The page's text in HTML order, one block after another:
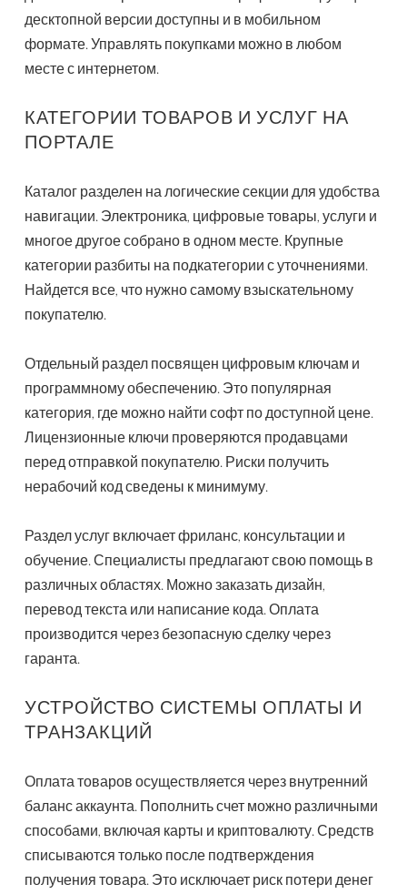
десктопной версии доступны и в мобильном
формате. Управлять покупками можно в любом
месте с интернетом.
КАТЕГОРИИ ТОВАРОВ И УСЛУГ НА
ПОРТАЛЕ
Каталог разделен на логические секции для удобства
навигации. Электроника, цифровые товары, услуги и
многое другое собрано в одном месте. Крупные
категории разбиты на подкатегории с уточнениями.
Найдется все, что нужно самому взыскательному
покупателю.
Отдельный раздел посвящен цифровым ключам и
программному обеспечению. Это популярная
категория, где можно найти софт по доступной цене.
Лицензионные ключи проверяются продавцами
перед отправкой покупателю. Риски получить
нерабочий код сведены к минимуму.
Раздел услуг включает фриланс, консультации и
обучение. Специалисты предлагают свою помощь в
различных областях. Можно заказать дизайн,
перевод текста или написание кода. Оплата
производится через безопасную сделку через
гаранта.
УСТРОЙСТВО СИСТЕМЫ ОПЛАТЫ И
ТРАНЗАКЦИЙ
Оплата товаров осуществляется через внутренний
баланс аккаунта. Пополнить счет можно различными
способами, включая карты и криптовалюту. Средств
списываются только после подтверждения
получения товара. Это исключает риск потери денег